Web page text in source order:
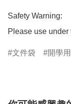
Safety Warning:
Please use
文件袋 開學